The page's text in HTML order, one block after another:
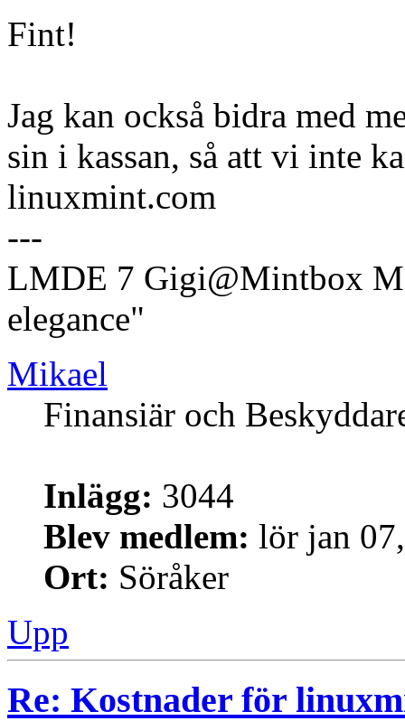
Fint!
Jag kan också bidra med
sin i kassan, så att vi inte
linuxmint.com
---
LMDE 7 Gigi@Mintbox
elegance"
Mikael
Finansiär och
Inlägg: 3044
Blev medlem: lör jan
Ort: Söråker
Upp
Re: Kostnader för